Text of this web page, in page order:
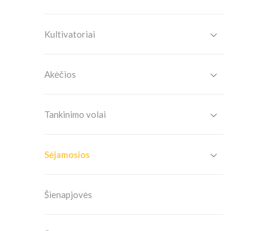
Kultivatoriai
Akėčios
Tankinimo volai
Sėjamosios
Šienapjovės